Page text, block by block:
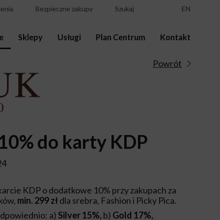
Bezpieczne zakupy Szukaj EN
Sklepy Usługi Plan Centrum Kontakt
Powrót
do karty KDP
KDP o dodatkowe 10% przy zakupach za
min. 299 złdla srebra, Fashion i Picky Pica.
a) Silver 15%, b) Gold 17%,